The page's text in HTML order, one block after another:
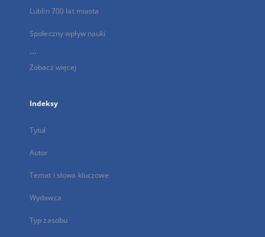
Lublin 700 lat miasta
Społeczny wpływ nauki
...
Zobacz więcej
Indeksy
Tytuł
Autor
Temat i słowa kluczowe
Wydawca
Typ zasobu